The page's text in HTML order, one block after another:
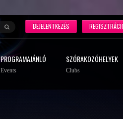
BEJELENTKEZÉS
PROGRAMAJÁNLÓ
Events
SZÓRAKOZÓHELYEK
Clubs